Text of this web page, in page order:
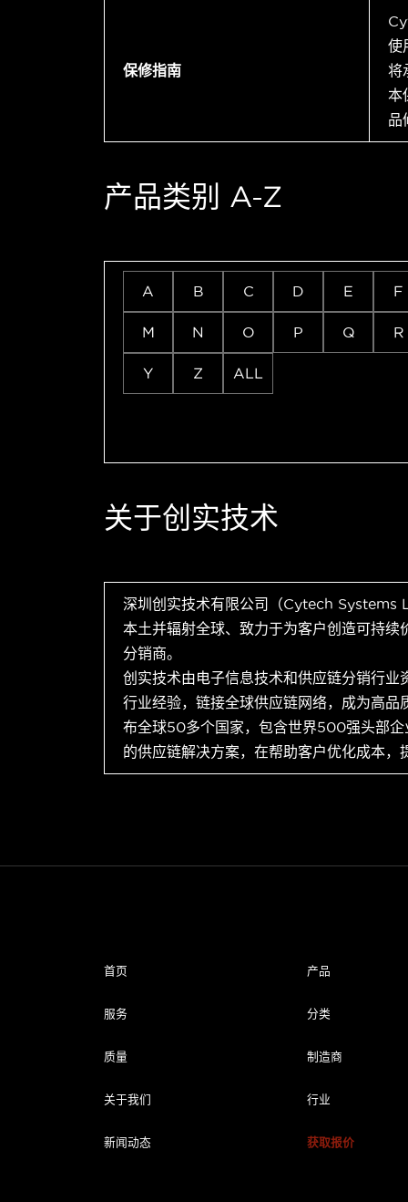
保修指南
使
将
本
品
产品类别 A-Z
A B C D E F
M N O P Q R
Y Z ALL
关于创实技术
深圳创实技术有限公司（Cytech Systems
本土并辐射全球、致力于为客户创造可持
分销商。
创实技术由电子信息技术和供应链分销行
行业经验，链接全球供应链网络，成为高
布全球50多个国家，包含世界500强头部
的供应链解决方案，在帮助客户优化成本，
首页
服务
质量
关于我们
新闻动态
产品
分类
制造商
行业
获取报价